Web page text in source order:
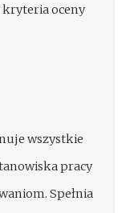
kryteria oceny
wszystkie
pracy
Spełnia